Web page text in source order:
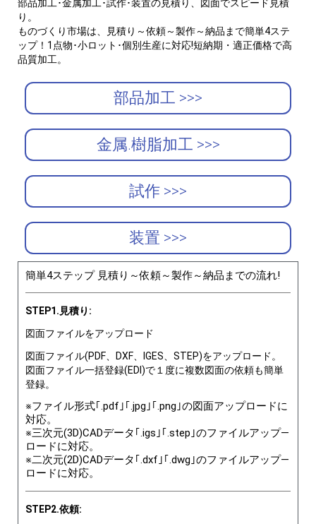
部品加工･金属加工･試作･装置の見積り、図面でスピード見積
り。
ものづくり市場は、見積り～依頼～製作～納品まで簡単4ステ
ップ！1点物･小ロット･個別生産に対応!短納期・適正価格で高
品質加工。
部品加工 >>>
金属.樹脂加工 >>>
試作 >>>
装置 >>>
簡単4ステップ 見積り～依頼～製作～納品までの流れ!
STEP1.見積り:
図面ファイルをアップロード
図面ファイル(PDF、DXF、IGES、STEP)をアップロード。
図面ファイル一括登録(EDI)で１度に複数図面の依頼も簡単
登録。
※ファイル形式｢.pdf｣｢.jpg｣｢.png｣の図面アップロードに
対応。
※三次元(3D)CADデータ｢.igs｣｢.step｣のファイルアップ―
ロードに対応。
※二次元(2D)CADデータ｢.dxf｣｢.dwg｣のファイルアップ―
ロードに対応。
STEP2.依頼: